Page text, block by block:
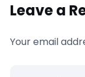
Leave a
Your email